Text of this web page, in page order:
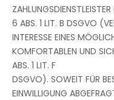
6 ABS. 1 LIT. B DSGVO
INTERESSE EINES
KOMFORTABLEN UND
ABS. 1 LIT. F
DSGVO). SOWEIT FÜR
EINWILLIGUNG